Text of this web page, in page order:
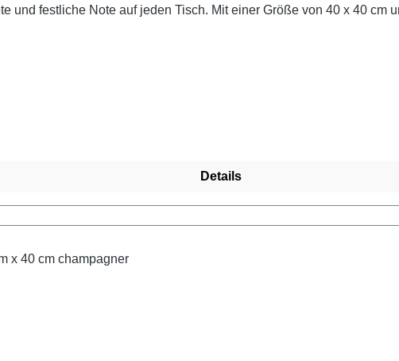
und festliche Note auf jeden Tisch. Mit einer Größe von 40 x 40 cm
Details